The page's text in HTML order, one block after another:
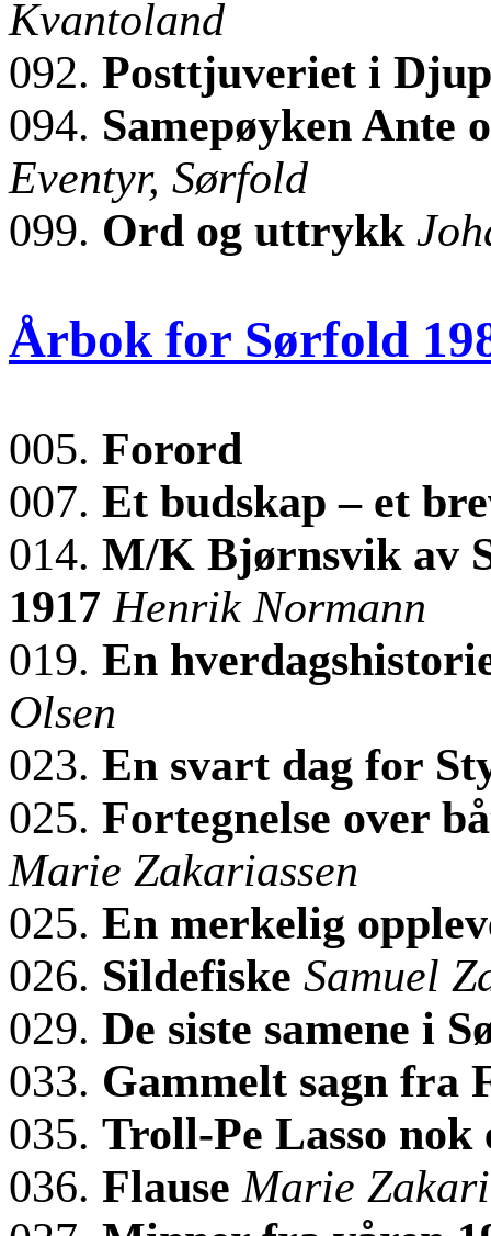
Kvantoland
092. Posttjuveriet i
094. Samepøyken Ante
Eventyr, Sørfold
099. Ord og uttrykk
Årbok for Sørfold
005. Forord
007. Et budskap – et
014. M/K Bjørnsvik av
1917 Henrik Normann
019. En
Olsen
023. En svart dag for
025. Fortegnelse over
Marie Zakariassen
025. En merkelig
026. Sildefiske Samuel
029. De siste samene i
033. Gammelt sagn fra
035. Troll-Pe Lasso nok
036. Flause Marie